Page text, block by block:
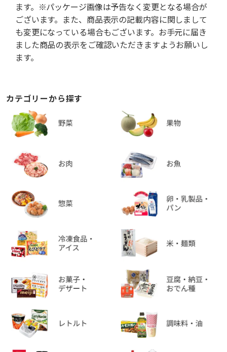
ます。※パッケージ画像は予告なく変更となる場合が
ございます。また、商品表示の記載内容に関しまして
も変更になっている場合もございます。お手元に届き
ました商品の表示をご確認いただきますようお願いし
ます。
カテゴリーから探す